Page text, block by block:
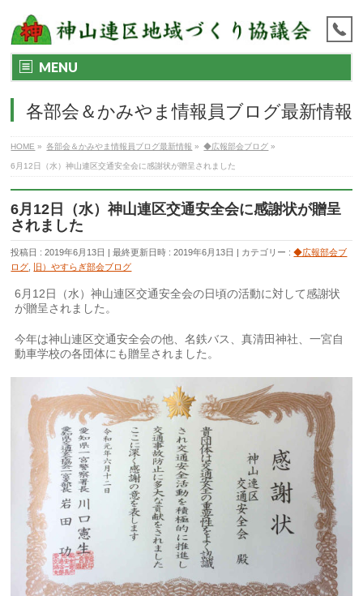
MENU
各部会＆かみやま情報員ブログ最新情報
HOME » 各部会＆かみやま情報員ブログ最新情報 » ◆広報部会ブログ »
6月12日（水）神山連区交通安全会に感謝状が贈呈されました
6月12日（水）神山連区交通安全会に感謝状が贈呈
されました
投稿日 : 2019年6月13日 最終更新日時 : 2019年6月13日 カテゴリー :◆広報部会ブ
ログ
旧）やすらぎ部会ブログ
6月12日（水）神山連区交通安全会の日頃の活動に対して感謝状
が贈呈されました。
今年は神山連区交通安全会の他、名鉄バス、真清田神社、一宮自
動車学校の各団体にも贈呈されました。